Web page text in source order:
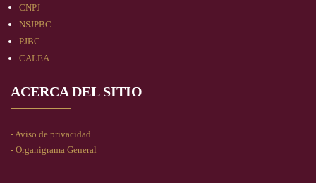
CNPJ
NSJPBC
PJBC
CALEA
ACERCA DEL SITIO
- Aviso de privacidad.
- Organigrama General